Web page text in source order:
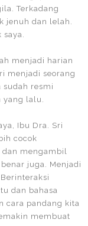
Terkadang
jenuh dan lelah.
saya.
menjadi harian
menjadi seorang
sudah resmi
yang lalu.
Ibu Dra. Sri
cocok
mengambil
juga. Menjadi
dan bahasa
cara pandang kita
membuat